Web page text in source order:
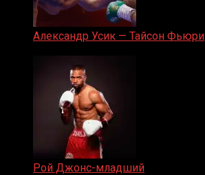
Александр Усик — Тайсон Фьюри
Рой Джонс-младший